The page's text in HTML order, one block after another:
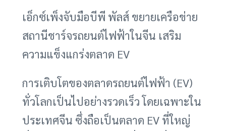
เอ็กซ์เพ็งจับมือบีพี พัลส์ ขยายเครือข่าย
สถานีชาร์จรถยนต์ไฟฟ้าในจีน เสริม
ความแข็งแกร่งตลาด EV
การเติบโตของตลาดรถยนต์ไฟฟ้า (EV)
ทั่วโลกเป็นไปอย่างรวดเร็ว โดยเฉพาะใน
ประเทศจีน ซึ่งถือเป็นตลาด EV ที่ใหญ่